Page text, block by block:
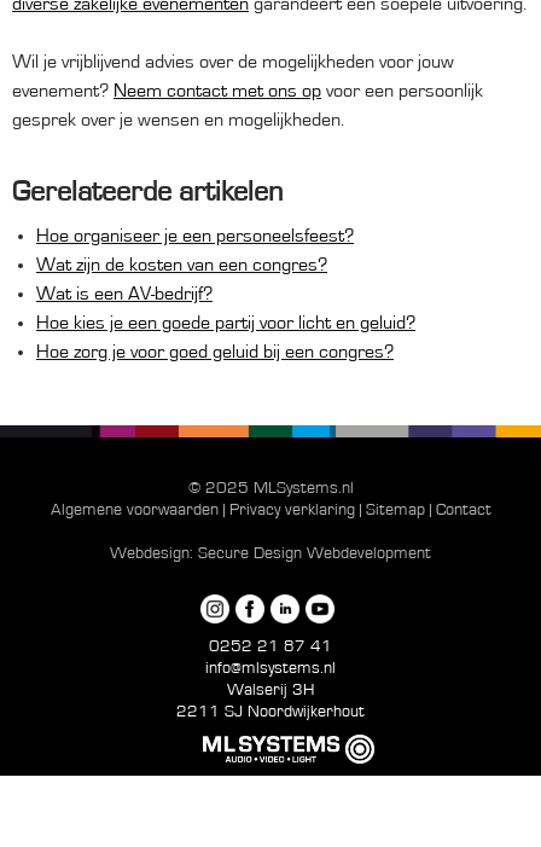
Wil je vrijblijvend advies over de mogelijkheden voor jouw
evenement? Neem contact met ons op voor een persoonlijk
gesprek over je wensen en mogelijkheden.
Gerelateerde artikelen
Hoe organiseer je een personeelsfeest?
Wat zijn de kosten van een congres?
Wat is een AV-bedrijf?
Hoe kies je een goede partij voor licht en geluid?
Hoe zorg je voor goed geluid bij een congres?
© 2025 MLSystems.nl
Algemene voorwaarden| Privacy verklaring| Sitemap| Contact
Webdesign: Secure Design Webdevelopment
0252 21 87 41
info@mlsystems.nl
Walserij 3H
2211 SJ Noordwijkerhout